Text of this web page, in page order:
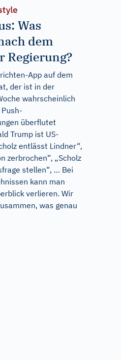
Was
dem
Regierung?
App auf dem
der ist in der
wahrscheinlich
überflutet
Trump ist US-
entlässt Lindner“,
zerbrochen“, „Scholz
stellen“, … Bei
kann man
verlieren. Wir
was genau